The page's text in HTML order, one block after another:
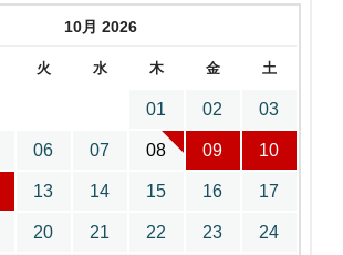
10月 2026
火 水 木 金 土
01 02 03
06 07 08 09 10
13 14 15 16 17
20 21 22 23 24